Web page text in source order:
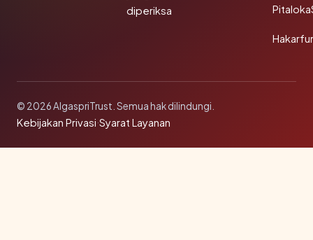
diperiksa
© 2026 AlgaspriTrust. Semua hak dilindungi.
Kebijakan Privasi·Syarat Layanan